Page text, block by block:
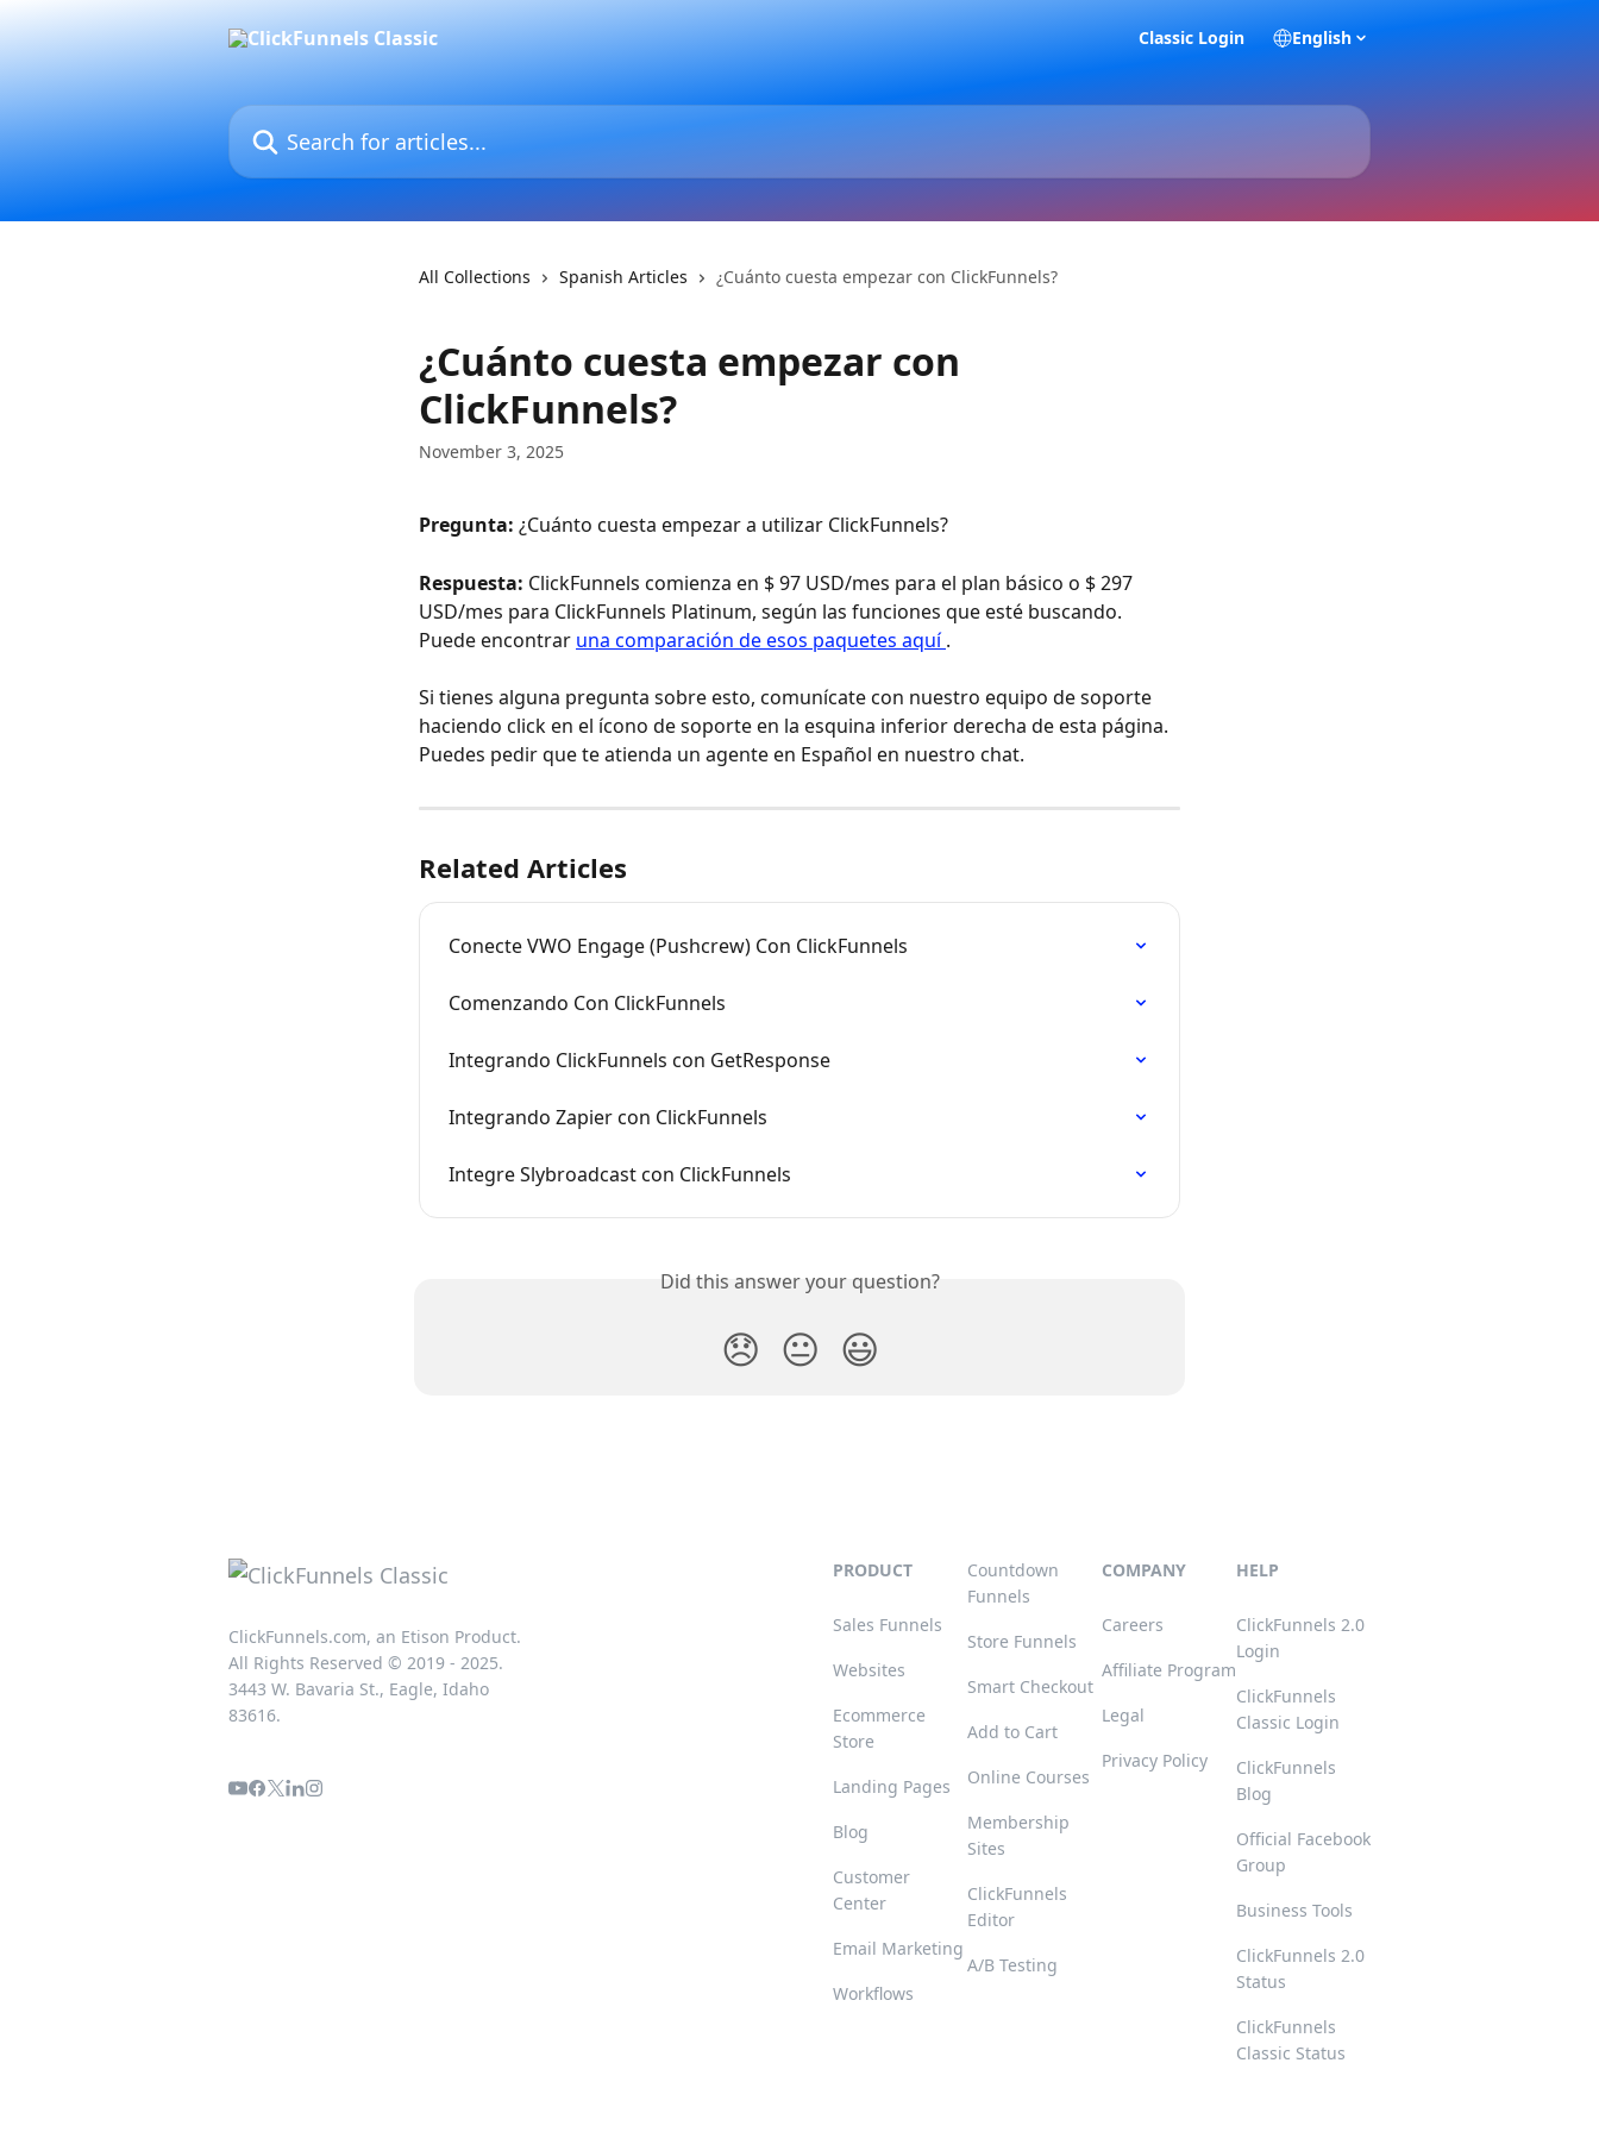
Classic Login English
Search for articles...
All Collections Spanish Articles ¿Cuánto cuesta empezar con ClickFunnels?
¿Cuánto cuesta empezar con
ClickFunnels?
November 3, 2025
Pregunta: ¿Cuánto cuesta empezar a utilizar ClickFunnels?
Respuesta: ClickFunnels comienza en $ 97 USD/mes para el plan básico o $ 297
USD/mes para ClickFunnels Platinum, según las funciones que esté buscando.
Puede encontrar una comparación de esos paquetes aquí .
Si tienes alguna pregunta sobre esto, comunícate con nuestro equipo de soporte
haciendo click en el ícono de soporte en la esquina inferior derecha de esta página.
Puedes pedir que te atienda un agente en Español en nuestro chat.
Related Articles
Conecte VWO Engage (Pushcrew) Con ClickFunnels
Comenzando Con ClickFunnels
Integrando ClickFunnels con GetResponse
Integrando Zapier con ClickFunnels
Integre Slybroadcast con ClickFunnels
Did this answer your question?
😞 😐 😃
ClickFunnels.com, an Etison Product.
All Rights Reserved © 2019 - 2025.
3443 W. Bavaria St., Eagle, Idaho
83616.
PRODUCT
Sales Funnels
Websites
Ecommerce
Store
Landing Pages
Blog
Customer
Center
Email Marketing
Workflows
Countdown
Funnels
Store Funnels
Smart Checkout
Add to Cart
Online Courses
Membership
Sites
ClickFunnels
Editor
A/B Testing
COMPANY
Careers
Affiliate Program
Legal
Privacy Policy
HELP
ClickFunnels 2.0
Login
ClickFunnels
Classic Login
ClickFunnels
Blog
Official Facebook
Group
Business Tools
ClickFunnels 2.0
Status
ClickFunnels
Classic Status